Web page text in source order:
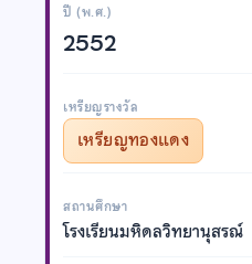
ปี (พ.ศ.)
2552
เหรียญรางวัล
เหรียญทองแดง
สถานศึกษา
โรงเรียนมหิดลวิทยานุสรณ์